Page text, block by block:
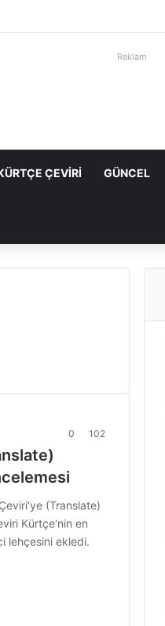
Reklam
ÇEVIRI GÜNCEL
0 102
(Translate)
Kürtçe‘nin en
lehçesini ekledi.